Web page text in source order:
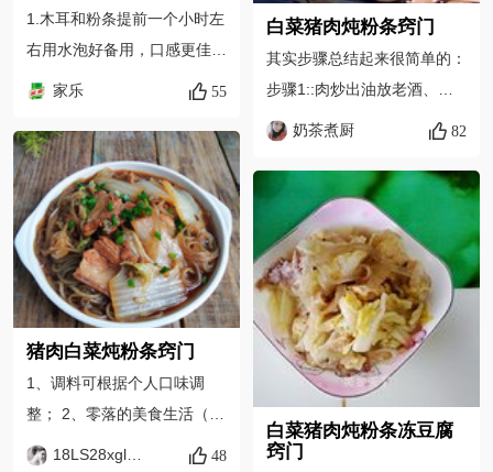
1.木耳和粉条提前一个小时左
右用水泡好备用，口感更佳；
挑选叶片肥厚的白菜，味道更
色，更加香浓。 2.加水炆炖
时，家乐浓汤宝炆炖专用同其
他调味料一起加入，溶成浓醇
高汤，迅速渗入，炖出浓郁肉
香。 3.家乐浓汤宝炆炖专用
含有一定的盐分，调味时请酌
情减少盐和酱油的用量。 节
气营养小贴士：寒露 1. 寒露
时节，天气干燥，饮食上宜多
吃一些有滋阴润燥、益胃生津
作用的食物。 2. 炖菜比其他
家乐 55
猪肉白菜炖粉条窍门
1、调料可根据个人口味调
整； 2、零落的美食生活（零
落美食），美食专栏原创作
18LS28xgl零落 48
白菜猪肉炖粉条窍门
其实步骤总结起来很简单的：
步骤1::肉炒出油放老酒、酱
油炒香。 步骤2:放入大白菜
粉条 步骤3:适量再加些酱油
上色提鲜。翻炒下加水和粉条
一水平线，大火炖开转中火收
汁。加盐鸡精，撒点葱花。
很简单有没有！
奶茶煮厨 82
白菜猪肉炖粉条冻豆腐
窍门